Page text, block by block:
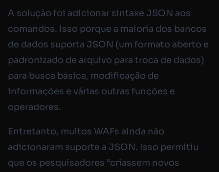
A solução foi adicionar sintaxe JSON aos
comandos. Isso porque a maioria dos bancos
de dados suporta JSON (um formato aberto e
padronizado de arquivo para troca de dados)
para busca básica, modificação de
informações e várias outras funções e
operadores.
Entretanto, muitos WAFs ainda não
adicionaram suporte a JSON. Isso permitiu
que os pesquisadores “criassem novos